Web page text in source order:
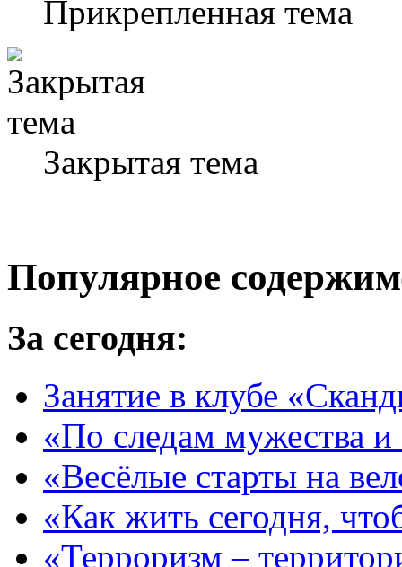
Прикрепленная тема
Закрытая тема
Популярное
За сегодня:
Занятие в клубе
«По следам мужества и
«Весёлые старты на
«Как жить сегодня,
«Терроризм –